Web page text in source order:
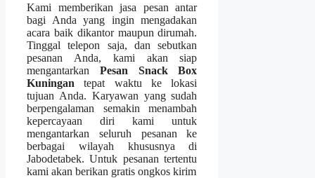
Kami memberikan jasa pesan antar
bagi Anda yang ingin mengadakan
acara baik dikantor maupun dirumah.
Tinggal telepon saja, dan sebutkan
pesanan Anda, kami akan siap
mengantarkan Pesan Snack Box
Kuningan tepat waktu ke lokasi
tujuan Anda. Karyawan yang sudah
berpengalaman semakin menambah
kepercayaan diri kami untuk
mengantarkan seluruh pesanan ke
berbagai wilayah khususnya di
Jabodetabek. Untuk pesanan tertentu
kami akan berikan gratis ongkos kirim